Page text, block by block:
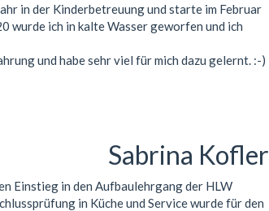
in der Kinderbetreuung und starte im Februar
wurde ich in kalte Wasser geworfen und ich
und habe sehr viel für mich dazu gelernt. :-)
Sabrina Kofler
Einstieg in den Aufbaulehrgang der HLW
in Küche und Service wurde für den